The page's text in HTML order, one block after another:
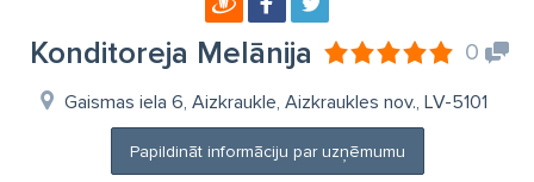
Konditoreja Melānija 0
Gaismas iela 6, Aizkraukle, Aizkraukles nov., LV-5101
Papildināt informāciju par uzņēmumu